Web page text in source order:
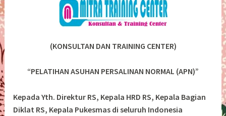
(KONSULTAN DAN TRAINING CENTER)
“PELATIHAN ASUHAN PERSALINAN NORMAL (APN)”
Kepada Yth. Direktur RS, Kepala HRD RS, Kepala Bagian
Diklat RS, Kepala Pukesmas di seluruh Indonesia